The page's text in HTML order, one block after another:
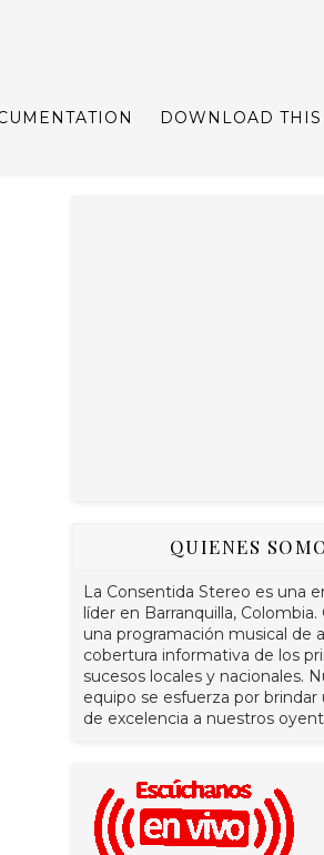
DOWNLOAD
QUIENES
La Consentida Stereo es una
líder en Barranquilla,
una programación musical de
cobertura informativa de los
sucesos locales y nacionales.
equipo se esfuerza por brindar
de excelencia a nuestros